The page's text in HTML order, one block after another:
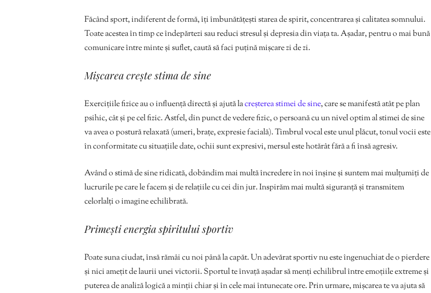
Făcând sport, indiferent de formă, îți îmbunătățești starea de spirit, concentrarea și calitatea somnului.
Toate acestea în timp ce îndepărtezi sau reduci stresul și depresia din viața ta. Așadar, pentru o mai bună
comunicare între minte și suflet, caută să faci puțină mișcare zi de zi.
Mișcarea crește stima de sine
Exercițiile fizice au o influență directă și ajută lacreșterea stimei de sine, care se manifestă atât pe plan
psihic, cât și pe cel fizic. Astfel, din punct de vedere fizic, o persoană cu un nivel optim al stimei de sine
va avea o postură relaxată (umeri, brațe, expresie facială). Timbrul vocal este unul plăcut, tonul vocii este
în conformitate cu situațiile date, ochii sunt expresivi, mersul este hotărât fără a fi însă agresiv.
Având o stimă de sine ridicată, dobândim mai multă încredere în noi înșine și suntem mai mulțumiți de
lucrurile pe care le facem și de relațiile cu cei din jur. Inspirăm mai multă siguranță și transmitem
celorlalți o imagine echilibrată.
Primești energia spiritului sportiv
Poate suna ciudat, însă rămâi cu noi până la capăt. Un adevărat sportiv nu este îngenuchiat de o pierdere
și nici amețit de laurii unei victorii. Sportul te învață așadar să menți echilibrul între emoțiile extreme și
puterea de analiză logică a minții chiar și în cele mai întunecate ore. Prin urmare, mișcarea te va ajuta să